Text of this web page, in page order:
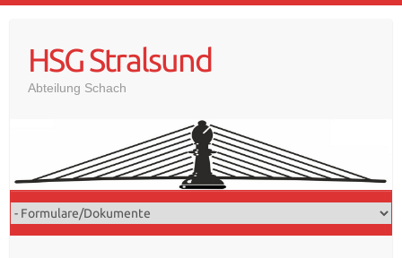
contentHSG Stralsund
Abteilung Schach